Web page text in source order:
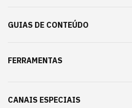
GUIAS DE CONTEÚDO
FERRAMENTAS
CANAIS ESPECIAIS